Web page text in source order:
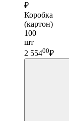
₽
Коробка
(картон)
100
шт
2 55400₽